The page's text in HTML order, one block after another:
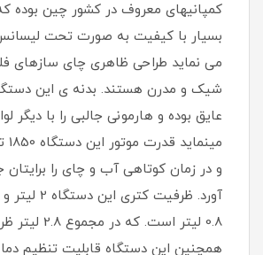
کمپانیهای معروف در کشور چین بوده
بسیار با کیفیت به صورت تحت لیسانس
می نماید طراحی ظاهری چای سازهای
شیک و مدرن هستند. بدنه ی این
عایق بوده و هارمونی جالبی را با دیگر
و در زمان کوتاهی آب و چای را
آورد. ظرفیت
0.8 لیتر است. که
همچنین این دستگاه قابلیت تنظیم